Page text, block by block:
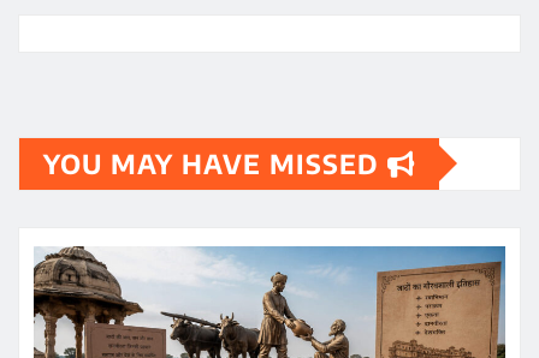
YOU MAY HAVE MISSED